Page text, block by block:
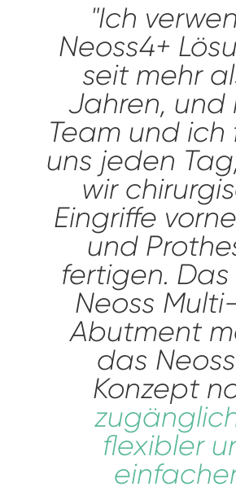
"Ich
Neoss4+
seit mehr
Jahren, und
Team und ich
uns jeden
wir
Eingriffe
und
fertigen.
Neoss
Abutment
das
Konzept
flexibler
einfacher